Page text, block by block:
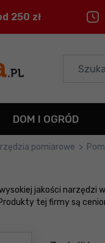
250 zł
DOM I OGRÓD
pomiarowe >
jakości
tej firmy są